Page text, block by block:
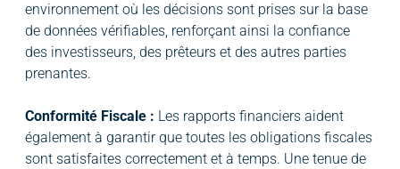
environnement où les décisions sont prises sur la base
de données vérifiables, renforçant ainsi la confiance
des investisseurs, des prêteurs et des autres parties
prenantes.
Conformité Fiscale : Les rapports financiers aident
également à garantir que toutes les obligations fiscales
sont satisfaites correctement et à temps. Une tenue de